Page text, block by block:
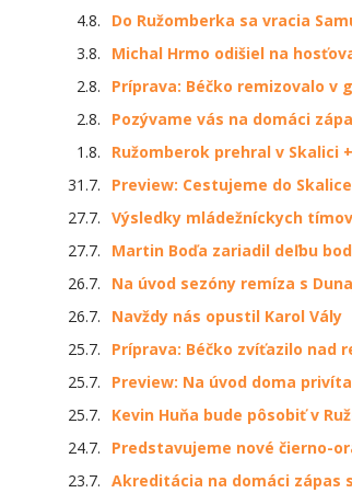
4.8.
Do Ružomberka sa vracia
3.8.
Michal Hrmo odišiel na
2.8.
Príprava: Béčko remizovalo v
2.8.
Pozývame vás na domáci
1.8.
Ružomberok prehral v Skalici +
31.7.
Preview: Cestujeme do Skalice
27.7. Výsledky mládežníckych tímov
27.7.
Martin Boďa zariadil deľbu
26.7.
Na úvod sezóny remíza s
26.7.
Navždy nás opustil Karol Vály
25.7.
Príprava: Béčko zvíťazilo nad
25.7.
Preview: Na úvod doma
25.7.
Kevin Huňa bude pôsobiť v
24.7.
Predstavujeme nové čierno-
23.7. Akreditácia na domáci zápas